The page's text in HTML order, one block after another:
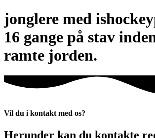
jonglere med
16 gange på stav
ramte jorden.
Vil du i kontakt med os?
Herunder kan du kontakte